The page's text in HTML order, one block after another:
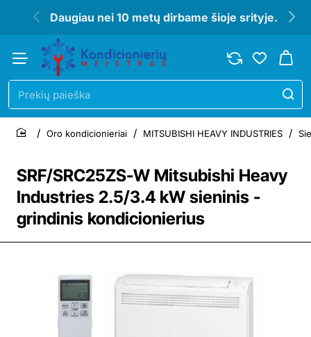
Daugiau nei 10 metų dirbame šioje srityje.
Prekių
paieška
SRF/SRC25ZS-W Mitsubishi Heavy
Industries 2.5/3.4 kW sieninis -
grindinis kondicionierius
home
Oro kondicionieriai MITSUBISHI HEAVY INDUSTRIES